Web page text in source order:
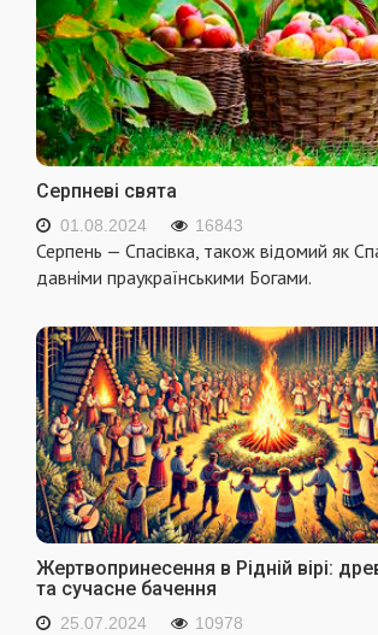
Серпневі свята
01.08.2024 16843
Серпень — Спасівка, також відомий як
давніми праукраїнськими Богами.
Жертвопринесення в Рідній вірі:
та сучасне бачення
25.07.2024 10978